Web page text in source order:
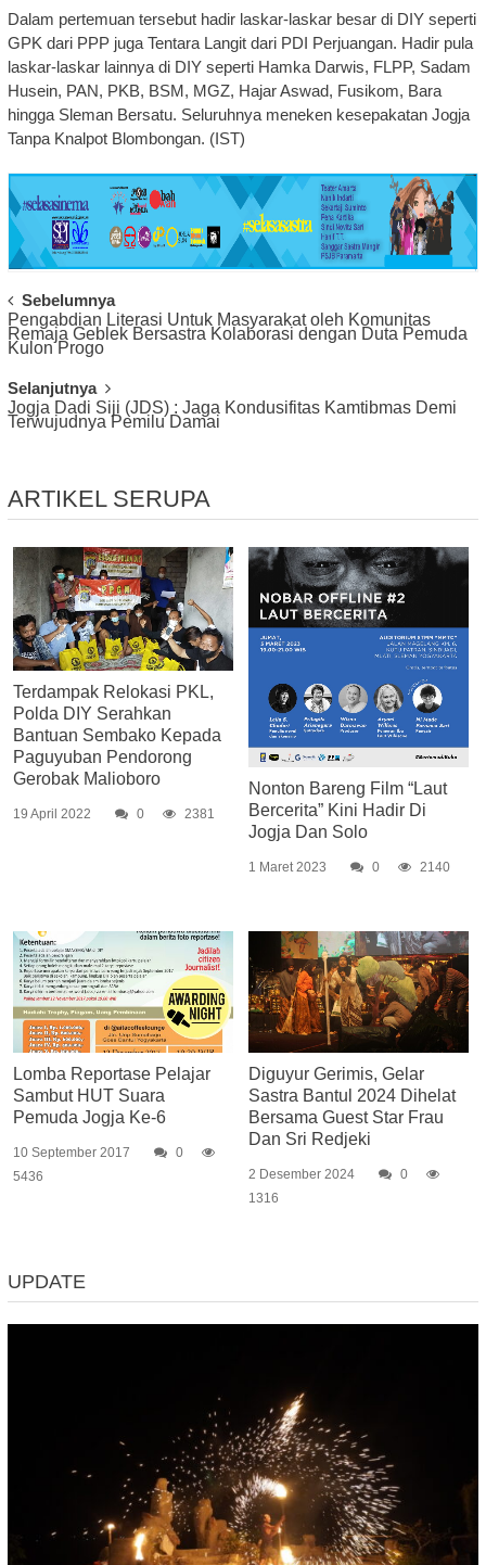
Dalam pertemuan tersebut hadir laskar-laskar besar di DIY seperti
GPK dari PPP juga Tentara Langit dari PDI Perjuangan. Hadir pula
laskar-laskar lainnya di DIY seperti Hamka Darwis, FLPP, Sadam
Husein, PAN, PKB, BSM, MGZ, Hajar Aswad, Fusikom, Bara
hingga Sleman Bersatu. Seluruhnya meneken kesepakatan Jogja
Tanpa Knalpot Blombongan. (IST)
Post
Navigation
Sebelumnya
Pengabdian Literasi Untuk Masyarakat oleh Komunitas
Remaja Geblek Bersastra Kolaborasi dengan Duta Pemuda
Kulon Progo
Selanjutnya
Jogja Dadi Siji (JDS) : Jaga Kondusifitas Kamtibmas Demi
Terwujudnya Pemilu Damai
ARTIKEL SERUPA
Terdampak Relokasi PKL,
Polda DIY Serahkan
Bantuan Sembako Kepada
Paguyuban Pendorong
Gerobak Malioboro
19 April 2022 0 2381
Nonton Bareng Film “Laut
Bercerita” Kini Hadir Di
Jogja Dan Solo
1 Maret 2023 0 2140
Lomba Reportase Pelajar
Sambut HUT Suara
Pemuda Jogja Ke-6
10 September 2017
0
5436
Diguyur Gerimis, Gelar
Sastra Bantul 2024 Dihelat
Bersama Guest Star Frau
Dan Sri Redjeki
2 Desember 2024
0
1316
UPDATE